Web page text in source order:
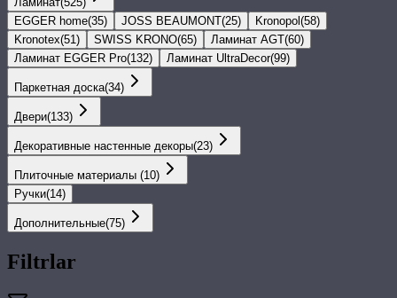
EGGER home(35) JOSS BEAUMONT(25) Kronopol (58)
Kronotex(51) SWISS KRONO(65) Ламинат AGT(60)
Ламинат EGGER Pro(132) Ламинат UltraDecor(99)
Паркетная доска(34)
Двери(133)
Декоративные настенные декоры(23)
Плиточные материалы (10)
Ручки(14)
Дополнительные(75)
Filtrlar